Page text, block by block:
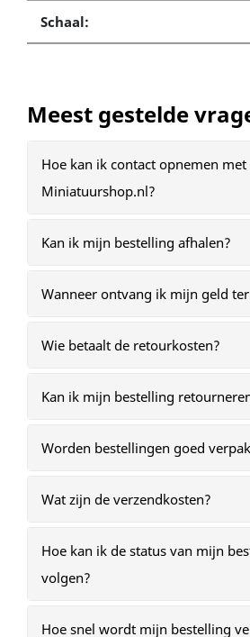
Schaal:
Meest gestelde
Hoe kan ik contact opnemen met
Miniatuurshop.nl?
Kan ik mijn bestelling afhalen?
Wanneer ontvang ik mijn geld
Wie betaalt de retourkosten?
Kan ik mijn bestelling
Worden bestellingen goed
Wat zijn de verzendkosten?
Hoe kan ik de status van mijn
volgen?
Hoe snel wordt mijn bestelling